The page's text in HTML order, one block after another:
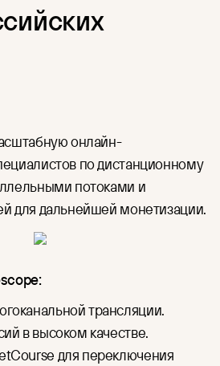
онлайн-
по дистанционному
потоками и
для дальнейшей монетизации.
трансляции.
в высоком качестве.
для переключения